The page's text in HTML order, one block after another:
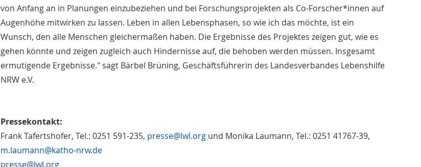
von Anfang an in Planungen einzubeziehen und bei Forschungsprojekten als Co-Forscher*innen auf
Augenhöhe mitwirken zu lassen. Leben in allen Lebensphasen, so wie ich das möchte, ist ein
Wunsch, den alle Menschen gleichermaßen haben. Die Ergebnisse des Projektes zeigen gut, wie es
gehen könnte und zeigen zugleich auch Hindernisse auf, die behoben werden müssen. Insgesamt
ermutigende Ergebnisse." sagt Bärbel Brüning, Geschäftsführerin des Landesverbandes Lebenshilfe
NRW e.V.
Pressekontakt:
Frank Tafertshofer, Tel.: 0251 591-235, presse@lwl.orgund Monika Laumann, Tel.: 0251 41767-39,
m.laumann@katho-nrw.de
presse@lwl.org